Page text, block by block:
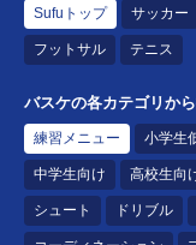
Sufuトップ サッカー
フットサル テニス
バスケの各カテゴリか
練習メニュー 小学生
中学生向け 高校生向
シュート ドリブル